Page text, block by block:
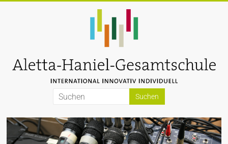
Aletta-
Haniel-
Gesamtschule